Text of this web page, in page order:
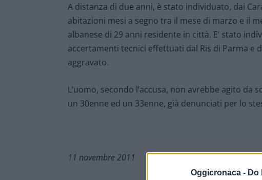
Oggicronaca - Do
A distanza di due anni, è stato individuato, dai
abitazioni mesi a segno tra il mese di marzo e il
albanese di 29 anni residente in città. E’ stato
accertamenti tecnici effettuati dal Ris di Parma e
aggravato.
L’uomo, secondo l’accusa, non avrebbe agito
un 30enne ed un 33enne, già denunciati per lo
11 novembre 2011